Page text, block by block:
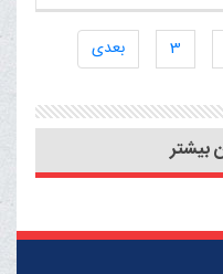
شيرازى» از جمله ی
شعرا محسوب می شود
3 بعدی
بیشتر